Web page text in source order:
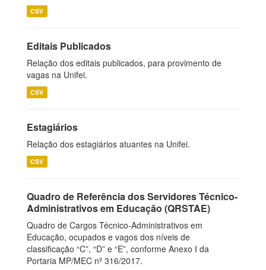
CSV
Editais Publicados
Relação dos editais publicados, para provimento de
vagas na Unifei.
CSV
Estagiários
Relação dos estagiários atuantes na Unifei.
CSV
Quadro de Referência dos Servidores Técnico-
Administrativos em Educação (QRSTAE)
Quadro de Cargos Técnico-Administrativos em
Educação, ocupados e vagos dos níveis de
classificação “C”, “D” e “E”, conforme Anexo I da
Portaria MP/MEC nº 316/2017.